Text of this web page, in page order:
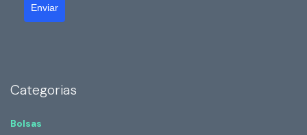
Enviar
Categorias
Bolsas